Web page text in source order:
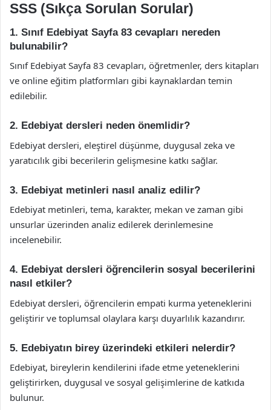
SSS (Sıkça Sorulan Sorular)
1. Sınıf Edebiyat Sayfa 83 cevapları nereden
bulunabilir?
Sınıf Edebiyat Sayfa 83 cevapları, öğretmenler, ders kitapları
ve online eğitim platformları gibi kaynaklardan temin
edilebilir.
2. Edebiyat dersleri neden önemlidir?
Edebiyat dersleri, eleştirel düşünme, duygusal zeka ve
yaratıcılık gibi becerilerin gelişmesine katkı sağlar.
3. Edebiyat metinleri nasıl analiz edilir?
Edebiyat metinleri, tema, karakter, mekan ve zaman gibi
unsurlar üzerinden analiz edilerek derinlemesine
incelenebilir.
4. Edebiyat dersleri öğrencilerin sosyal becerilerini
nasıl etkiler?
Edebiyat dersleri, öğrencilerin empati kurma yeteneklerini
geliştirir ve toplumsal olaylara karşı duyarlılık kazandırır.
5. Edebiyatın birey üzerindeki etkileri nelerdir?
Edebiyat, bireylerin kendilerini ifade etme yeteneklerini
geliştirirken, duygusal ve sosyal gelişimlerine de katkıda
bulunur.